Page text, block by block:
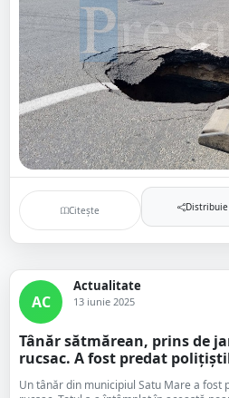
Citește Distribuie
AC
Actualitate
13 iunie 2025
Tânăr sătmărean, prins de
rucsac. A fost predat
Un tânăr din municipiul Satu Mare a fost